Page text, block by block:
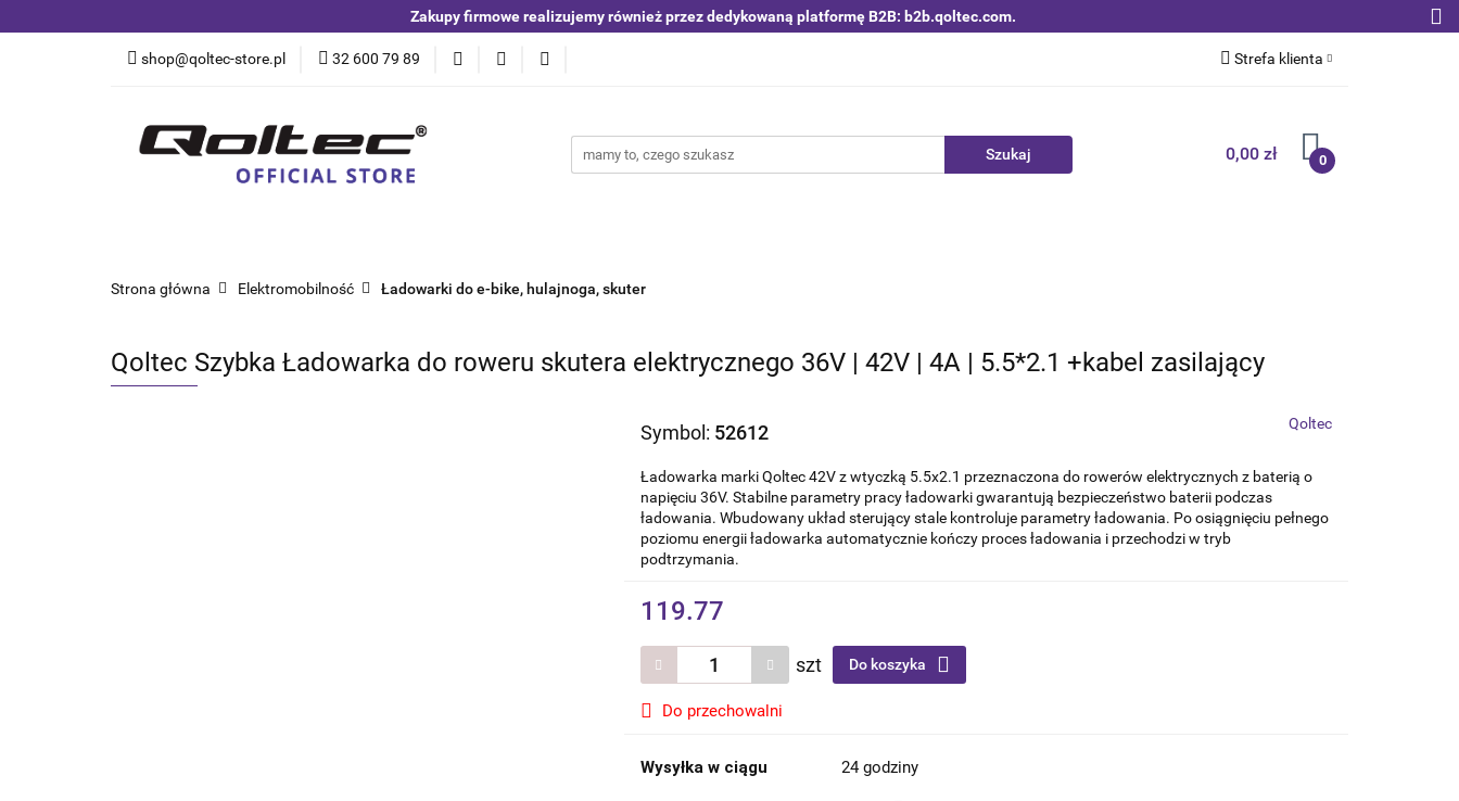
Zakupy firmowe realizujemy również przez dedykowaną platformę B2B: b2b.qoltec.com.
shop@qoltec-store.pl 32 600 79 89 Strefa klienta
Zarejestruj się
0,00 zł 0
Blog
Kategorie Czujniki i detektory Switche | Ethernet Anteny LTE 4G 5G
Strona główna Elektromobilność Ładowarki do e-bike, hulajnoga, skuter
Qoltec Szybka Ładowarka do roweru skutera elektrycznego 36V | 42V | 4A | 5.5*2.1 +kabel zasilający
Symbol: 52612 Qoltec
Ładowarka marki Qoltec 42V z wtyczką 5.5x2.1 przeznaczona do rowerów elektrycznych z baterią o
napięciu 36V. Stabilne parametry pracy ładowarki gwarantują bezpieczeństwo baterii podczas
ładowania. Wbudowany układ sterujący stale kontroluje parametry ładowania. Po osiągnięciu pełnego
poziomu energii ładowarka automatycznie kończy proces ładowania i przechodzi w tryb
podtrzymania.
119.77
szt Do koszyka
Do przechowalni
Wysyłka w ciągu 24 godziny